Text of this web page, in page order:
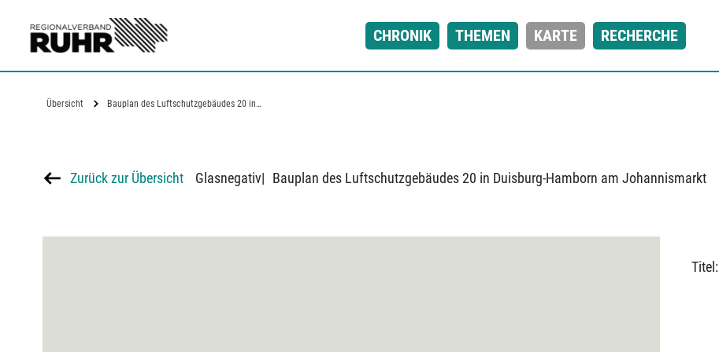
CHRONIK THEMEN KARTE RECHERCHE
Übersicht Bauplan des Luftschutzgebäudes 20 in…
Zurück zur Übersicht Glasnegativ| Bauplan des Luftschutzgebäudes 20 in Duisburg-Hamborn am Johannismarkt
Titel: